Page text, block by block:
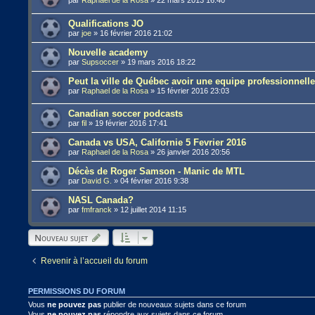
Qualifications JO
parjoe » 16 février 2016 21:02
Nouvelle academy
parSupsoccer » 19 mars 2016 18:22
Peut la ville de Québec avoir une equipe
par Raphael de la Rosa » 15 février 2016 23:03
Canadian soccer podcasts
parfil » 19 février 2016 17:41
Canada vs USA, Californie 5 Fevrier 2016
par Raphael de la Rosa »26 janvier 2016 20:56
Décès de Roger Samson - Manic de MTL
par David G. »04 février 2016 9:38
NASL Canada?
parfmfranck » 12 juillet 2014 11:15
Nouveau sujet
Revenir à l’accueil du forum
PERMISSIONS DU FORUM
Vousne pouvez pas publier de nouveaux sujets dans ce forum